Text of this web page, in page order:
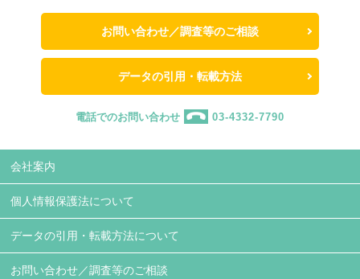
お問い合わせ／調査等のご相談
データの引用・転載方法
電話でのお問い合わせ 03-4332-7790
会社案内
個人情報保護法について
データの引用・転載方法について
お問い合わせ／調査等のご相談